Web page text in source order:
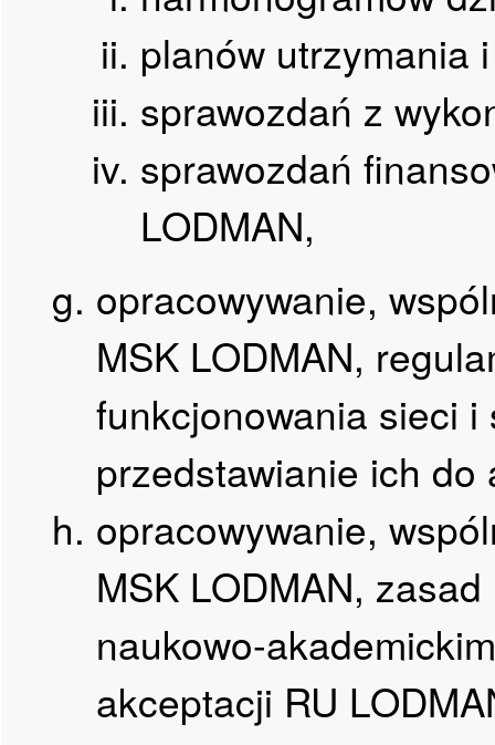
planów utrzymania
sprawozdań z
sprawozdań
LODMAN,
opracowywanie,
MSK LODMAN,
funkcjonowania sieci i
przedstawianie ich do
opracowywanie,
MSK LODMAN,
naukowo-
akceptacji RU